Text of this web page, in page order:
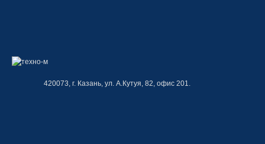
420073, г. Казань, ул. А.Кутуя, 82, офис 201.